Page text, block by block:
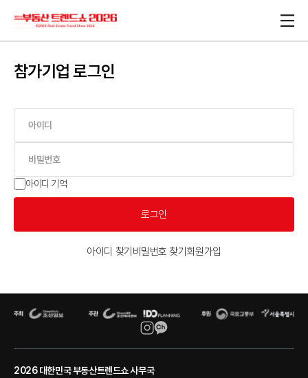
참가기업 로그인
아이디 기억
로그인
아이디 찾기 비밀번호 찾기 회원가입
2026 대한민국 부동산트렌드쇼 사무국